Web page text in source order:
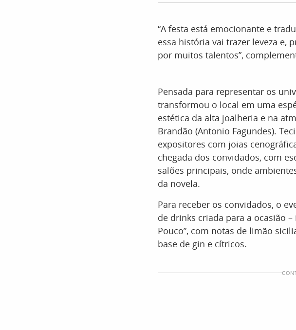
“A festa está emocionante e
essa história vai trazer leveza e,
por muitos talentos”,
Pensada para representar os
transformou o local em uma
estética da alta joalheria e na
Brandão (Antonio Fagundes).
expositores com joias
chegada dos convidados, com
salões principais, onde
da novela.
Para receber os convidados, o
de drinks criada para a ocasião
Pouco”, com notas de limão
base de gin e cítricos.